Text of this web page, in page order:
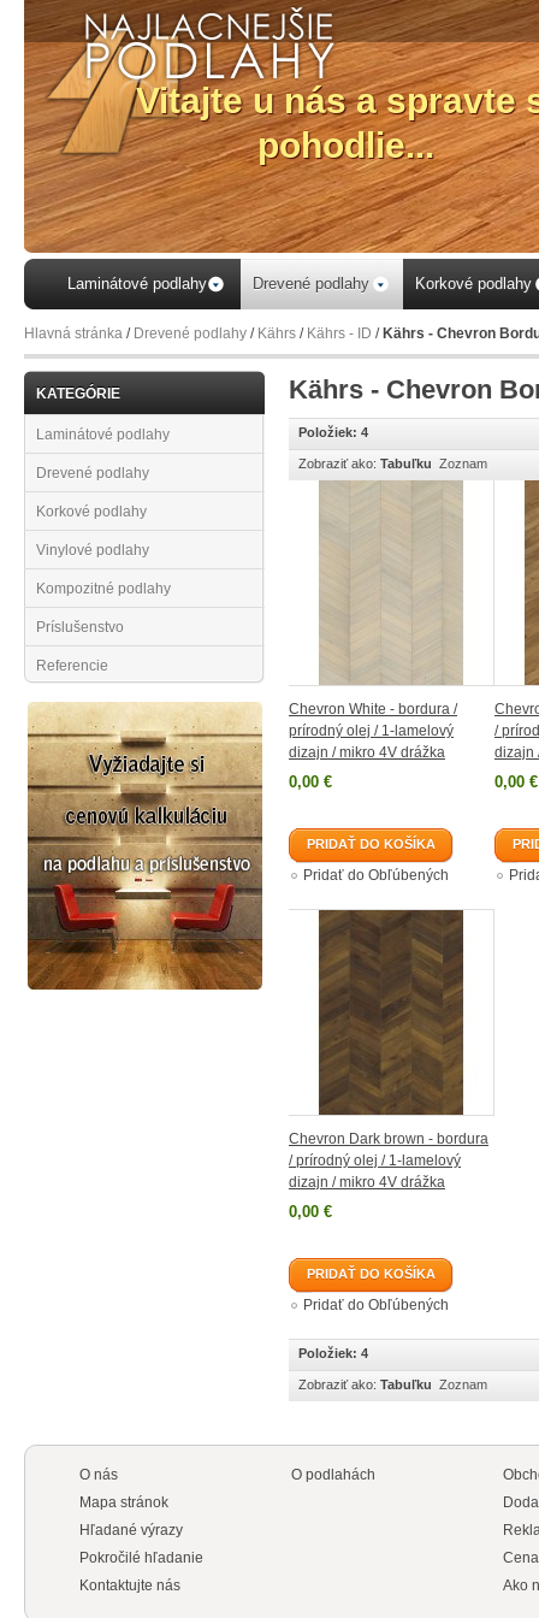
Laminátové podlahy Drevené podlahy Korkové podlahy
Hlavná stránka / Drevené podlahy / Kährs / Kährs - ID / Kährs - Chevron
KATEGÓRIE
Laminátové podlahy
Drevené podlahy
Korkové podlahy
Vinylové podlahy
Kompozitné podlahy
Príslušenstvo
Referencie
Kährs - Chevron
Položiek: 4
Zobraziť ako: Tabuľku Zoznam
Chevron White - bordura /
prírodný olej / 1-lamelový
dizajn / mikro 4V drážka
0,00 €
PRIDAŤ DO KOŠÍKA
Pridať do Obľúbených
/
dizajn
0,00 €
Chevron Dark brown - bordura
/ prírodný olej / 1-lamelový
dizajn / mikro 4V drážka
0,00 €
PRIDAŤ DO KOŠÍKA
Pridať do Obľúbených
Položiek: 4
Zobraziť ako: Tabuľku Zoznam
O nás
Mapa stránok
Hľadané výrazy
Pokročilé hľadanie
Kontaktujte nás
O podlahách
Ako